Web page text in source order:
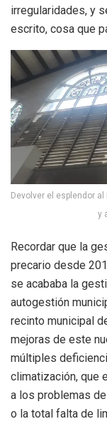
irregularidades, y
escrito, cosa que
Devolver el esplendor
y
Recordar que la
precario desde
se acababa la
autogestión
recinto municipal
mejoras de este
múltiples
climatización, que
a los problemas
o la total falta de